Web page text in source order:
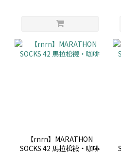
【rnrn】MARATHON
SOCKS 42 馬拉松襪・咖啡